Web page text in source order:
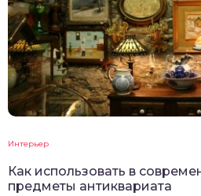
Интерьер
Как использовать в
предметы антиквариата